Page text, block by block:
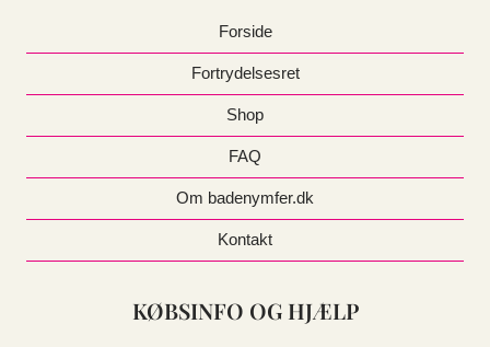
Forside
Fortrydelsesret
Shop
FAQ
Om badenymfer.dk
Kontakt
KØBSINFO OG HJÆLP